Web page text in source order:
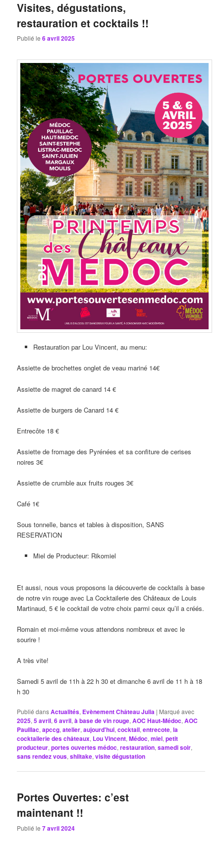
Visites, dégustations,
restauration et cocktails !!
Publié le6 avril 2025
Restauration par Lou Vincent, au menu:
Assiette de brochettes onglet de veau mariné 14€
Assiette de magret de canard 14 €
Assiette de burgers de Canard 14 €
Entrecôte 18 €
Assiette de fromage des Pyrénées et sa confiture de cerises
noires 3€
Assiette de crumble aux fruits rouges 3€
Café 1€
Sous tonnelle, bancs et tables à disposition, SANS
RESERVATION
Miel de Producteur: Rikomiel
Et aussi, nous vous proposons la découverte de cocktails à base
de notre vin rouge avec La Cocktailerie des Châteaux de Louis
Martinaud, 5 € le cocktail de votre choix parmi ceux qu’il a créés.
Romain et moi-même vous attendons nombreux et avec le
sourire !
A très vite!
Samedi 5 avril de 11h à 22 h 30 et dimanche 6 avril de 11 h à 18
h 30
Publié dansActualités, Evènement Château Julia | Marqué avec
2025,5 avril,6 avril,à base de vin rouge,AOC Haut-Médoc,AOC
Pauillac,apccg,atelier,aujourd'hui,cocktail,entrecote,la
cocktailerie des châteaux, Lou Vincent,Médoc,miel,petit
producteur,portes ouvertes médoc,restauration,samedi soir,
sans rendez vous,shiitake,visite dégustation
Portes Ouvertes: c’est
maintenant !!
Publié le7 avril 2024